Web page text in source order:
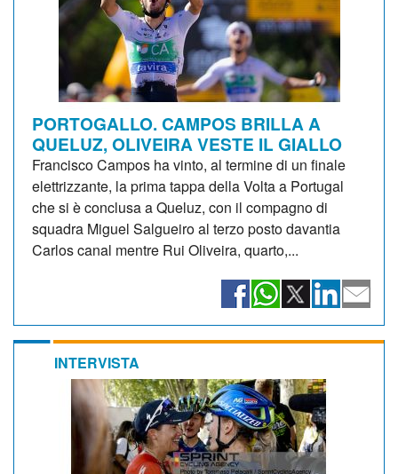
PORTOGALLO. CAMPOS BRILLA A
QUELUZ, OLIVEIRA VESTE IL GIALLO
Francisco Campos ha vinto, al termine di un finale
elettrizzante, la prima tappa della Volta a Portugal
che si è conclusa a Queluz, con il compagno di
squadra Miguel Salgueiro al terzo posto davantia
Carlos canal mentre Rui Oliveira, quarto,...
INTERVISTA